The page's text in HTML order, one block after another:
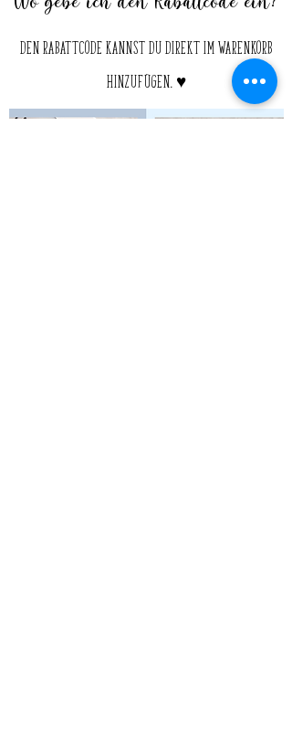
Den Rabattcode kannst du direkt im Warenkorb
hinzufügen. ♥